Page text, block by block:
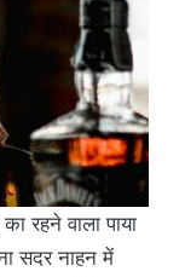
रहने वाला पाया
सदर नाहन में